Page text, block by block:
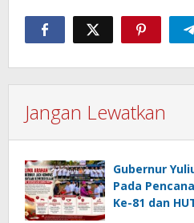
Jangan Lewatkan
Gubernur
Pada
Ke-81 dan